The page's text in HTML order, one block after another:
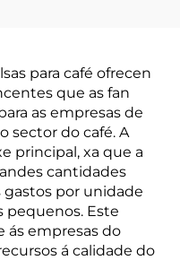
para café ofrecen
que as fan
as empresas de
sector do café. A
principal, xa que a
cantidades
por unidade
pequenos. Este
empresas do
á calidade do